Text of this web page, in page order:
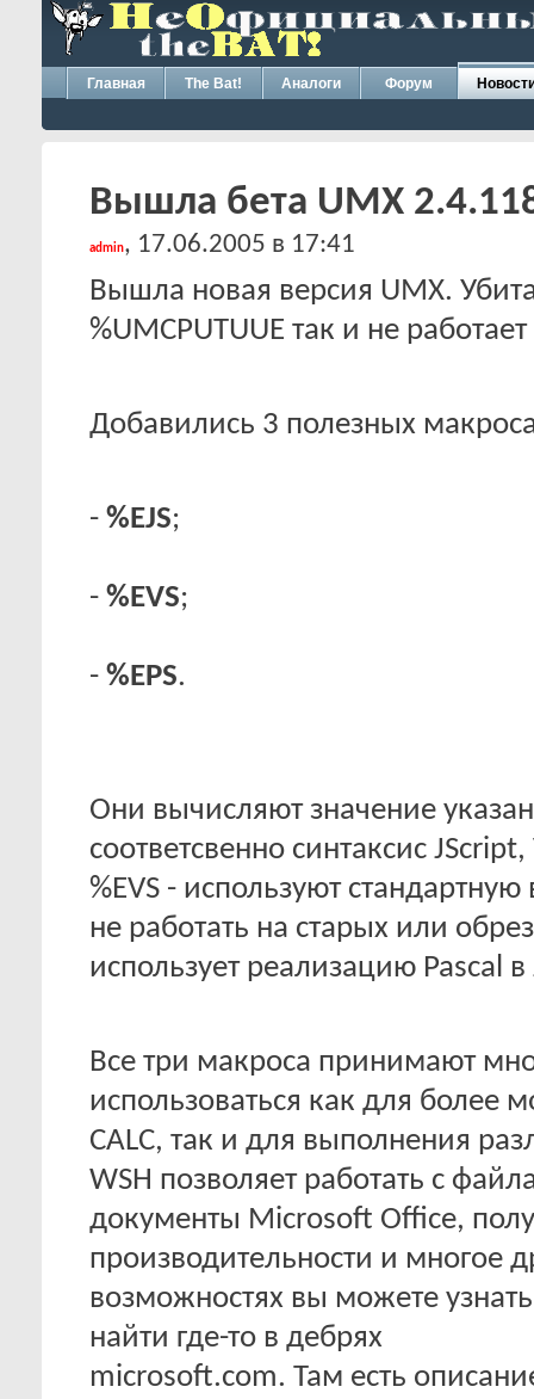
Главная The Bat! Аналоги Форум
Вышла бета UMX
admin, 17.06.2005 в 17:41
Вышла новая версия UMX.
%UMCPUTUUE так и не
Добавились 3 полезных
- %EJS;
- %EVS;
- %EPS.
Они вычисляют значение
соответсвенно синтаксис
%EVS - используют
не работать на старых или
использует реализацию Pascal
Все три макроса принимают
использоваться как для более
CALC, так и для выполнения
WSH позволяет работать с
документы Microsoft Office,
производительности и многое
возможностях вы можете
найти где-то в дебрях
microsoft.com. Там есть